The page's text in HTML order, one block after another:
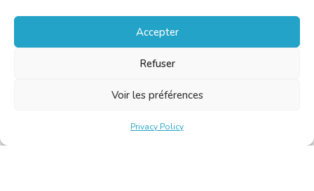
Accepter
Refuser
Voir les préférences
Privacy Policy